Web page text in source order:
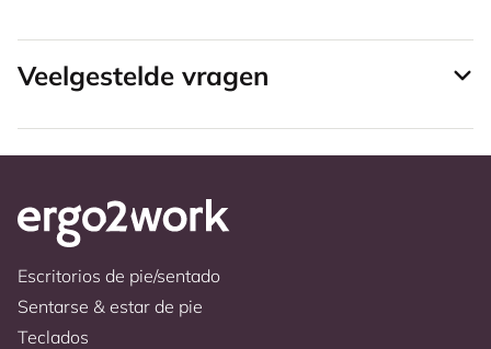
Veelgestelde vragen
Escritorios de pie/sentado
Sentarse & estar de pie
Teclados